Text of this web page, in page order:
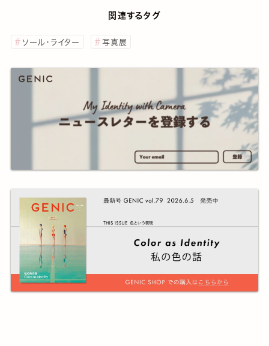
関連するタグ
ソール・ライター 写真展